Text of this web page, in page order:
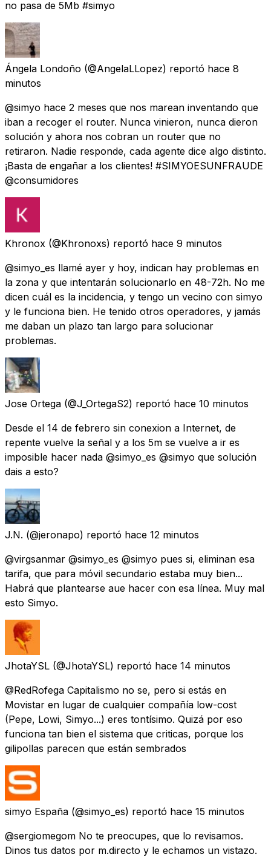
no pasa de 5Mb #simyo
Ángela Londoño (@AngelaLLopez) reportó hace 8
minutos
@simyo hace 2 meses que nos marean inventando que
iban a recoger el router. Nunca vinieron, nunca dieron
solución y ahora nos cobran un router que no
retiraron. Nadie responde, cada agente dice algo distinto.
¡Basta de engañar a los clientes! #SIMYOESUNFRAUDE
@consumidores
Khronox (@Khronoxs) reportó hace 9 minutos
@simyo_es llamé ayer y hoy, indican hay problemas en
la zona y que intentarán solucionarlo en 48-72h. No me
dicen cuál es la incidencia, y tengo un vecino con simyo
y le funciona bien. He tenido otros operadores, y jamás
me daban un plazo tan largo para solucionar
problemas.
Jose Ortega (@J_OrtegaS2) reportó hace 10 minutos
Desde el 14 de febrero sin conexion a Internet, de
repente vuelve la señal y a los 5m se vuelve a ir es
imposible hacer nada @simyo_es @simyo que solución
dais a esto?
J.N. (@jeronapo) reportó hace 12 minutos
@virgsanmar @simyo_es @simyo pues si, eliminan esa
tarifa, que para móvil secundario estaba muy bien...
Habrá que plantearse aue hacer con esa línea. Muy mal
esto Simyo.
JhotaYSL (@JhotaYSL) reportó hace 14 minutos
@RedRofega Capitalismo no se, pero si estás en
Movistar en lugar de cualquier compañía low-cost
(Pepe, Lowi, Simyo...) eres tontísimo. Quizá por eso
funciona tan bien el sistema que criticas, porque los
gilipollas parecen que están sembrados
simyo España (@simyo_es) reportó hace 15 minutos
@sergiomegom No te preocupes, que lo revisamos.
Dinos tus datos por m.directo y le echamos un vistazo.